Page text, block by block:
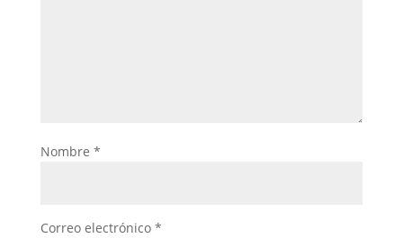
Nombre *
Correo electrónico *